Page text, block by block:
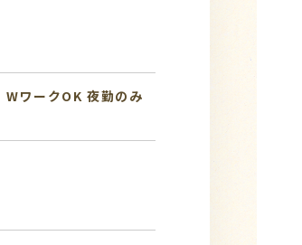
WワークOK 夜勤のみ